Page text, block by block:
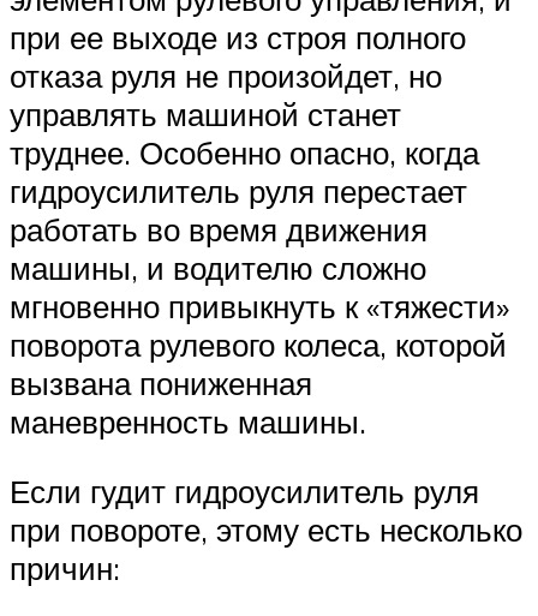
при ее выходе из строя полного
отказа руля не произойдет, но
управлять машиной станет
труднее. Особенно опасно, когда
гидроусилитель руля перестает
работать во время движения
машины, и водителю сложно
мгновенно привыкнуть к «тяжести»
поворота рулевого колеса, которой
вызвана пониженная
маневренность машины.
Если гудит гидроусилитель руля
при повороте, этому есть несколько
причин: